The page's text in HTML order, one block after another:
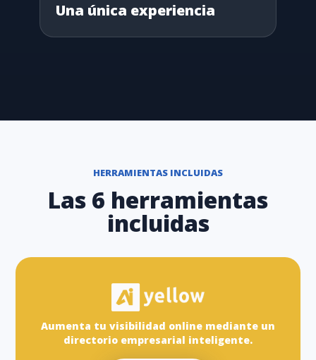
Una única experiencia
HERRAMIENTAS INCLUIDAS
Las 6 herramientas
incluidas
Aumenta tu visibilidad online mediante un
directorio empresarial inteligente.